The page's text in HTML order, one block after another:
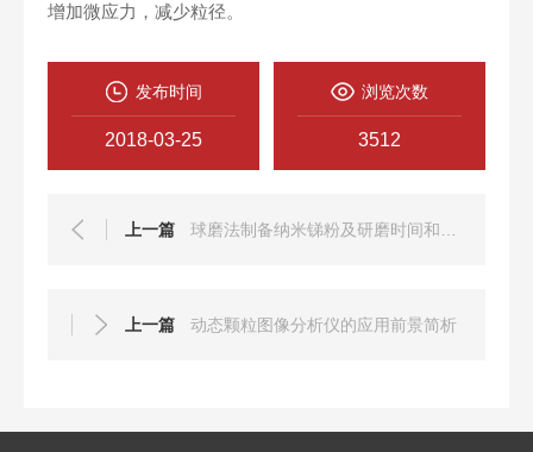
增加微应力，减少粒径。
发布时间
2018-03-25
浏览次数
3512
上一篇
上一篇 动态颗粒图像分析仪的应用前景简析